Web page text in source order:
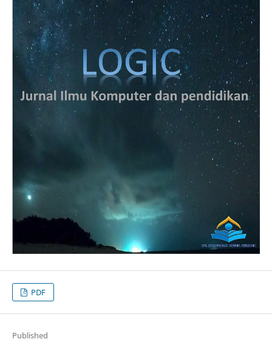
PDF
Published